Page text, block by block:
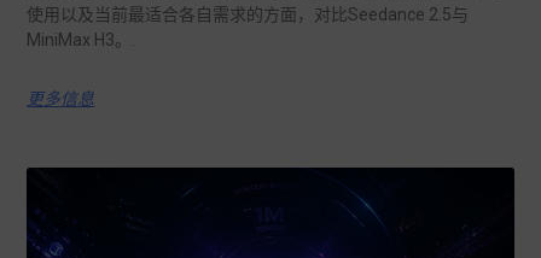
使用以及当前最适合各自需求的方面，对比Seedance 2.5与
MiniMax H3。.
更多信息